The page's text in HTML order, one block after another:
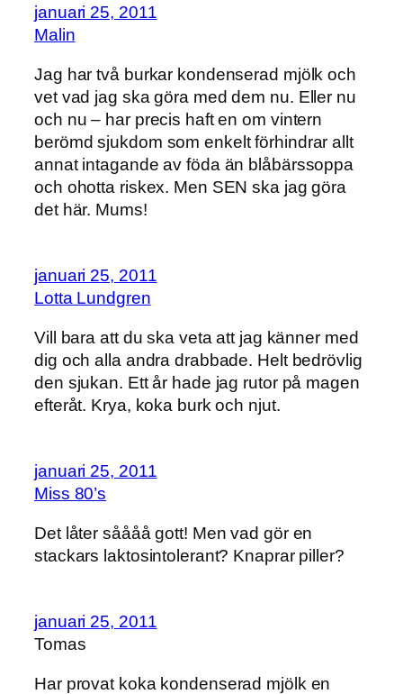
januari 25, 2011
Malin
Jag har två burkar kondenserad mjölk och
vet vad jag ska göra med dem nu. Eller nu
och nu – har precis haft en om vintern
berömd sjukdom som enkelt förhindrar allt
annat intagande av föda än blåbärssoppa
och ohotta riskex. Men SEN ska jag göra
det här. Mums!
januari 25, 2011
Lotta Lundgren
Vill bara att du ska veta att jag känner med
dig och alla andra drabbade. Helt bedrövlig
den sjukan. Ett år hade jag rutor på magen
efteråt. Krya, koka burk och njut.
januari 25, 2011
Miss 80’s
Det låter såååå gott! Men vad gör en
stackars laktosintolerant? Knaprar piller?
januari 25, 2011
Tomas
Har provat koka kondenserad mjölk en